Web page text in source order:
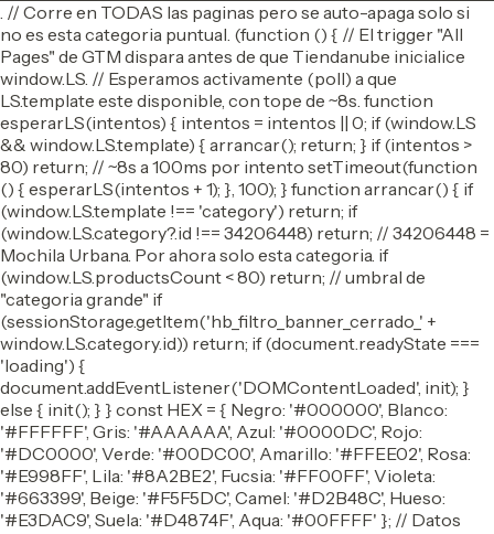
. // Corre en TODAS las paginas pero se auto-apaga solo si
no es esta categoria puntual. (function () { // El trigger "All
Pages" de GTM dispara antes de que Tiendanube inicialice
window.LS. // Esperamos activamente (poll) a que
LS.template este disponible, con tope de ~8s. function
esperarLS(intentos) { intentos = intentos || 0; if (window.LS
&& window.LS.template) { arrancar(); return; } if (intentos >
80) return; // ~8s a 100ms por intento setTimeout(function
() { esperarLS(intentos + 1); }, 100); } function arrancar() { if
(window.LS.template !== 'category') return; if
(window.LS.category?.id !== 34206448) return; // 34206448 =
Mochila Urbana. Por ahora solo esta categoria. if
(window.LS.productsCount < 80) return; // umbral de
"categoria grande" if
(sessionStorage.getItem('hb_filtro_banner_cerrado_' +
window.LS.category.id)) return; if (document.readyState ===
'loading') {
document.addEventListener('DOMContentLoaded', init); }
else { init(); } } const HEX = { Negro: '#000000', Blanco:
'#FFFFFF', Gris: '#AAAAAA', Azul: '#0000DC', Rojo:
'#DC0000', Verde: '#00DC00', Amarillo: '#FFEE02', Rosa:
'#E998FF', Lila: '#8A2BE2', Fucsia: '#FF00FF', Violeta:
'#663399', Beige: '#F5F5DC', Camel: '#D2B48C', Hueso:
'#E3DAC9', Suela: '#D4874F', Aqua: '#00FFFF' }; // Datos